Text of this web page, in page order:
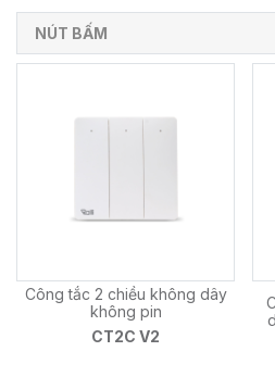
NÚT BẤM
Công tắc 2 chiều không dây
không pin
CT2C V2